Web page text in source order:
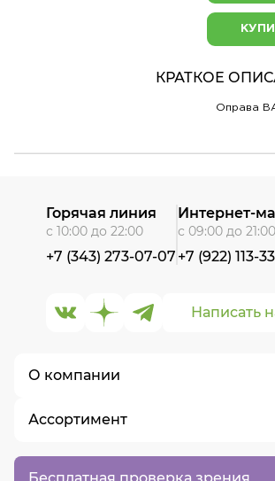
КРАТКОЕ
Оправа
Бесплатная проверка зрения
О компании
О нас
Контакты
Ассортимент
Написать
Горячая линия
с 10:00 до 22:00
+7 (343) 273-07-07
Интернет-
с 09:00 до 21:00
+7 (922) 113-